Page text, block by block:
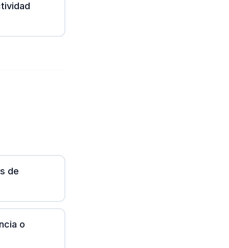
de
o